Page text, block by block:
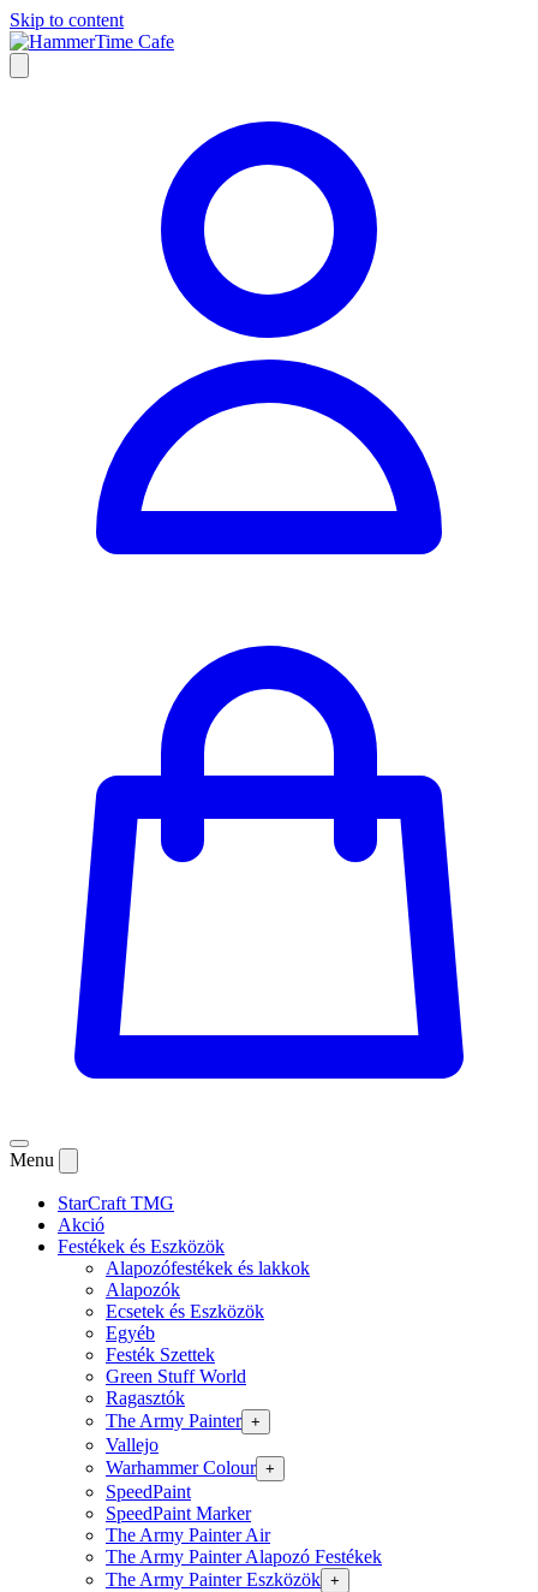
Skip to content
Menu
StarCraft TMG
Akció
Festékek és Eszközök
Alapozófestékek és lakkok
Alapozók
Ecsetek és Eszközök
Egyéb
Festék Szettek
Green Stuff World
Ragasztók
The Army Painter +
Vallejo
Warhammer Colour +
SpeedPaint
SpeedPaint Marker
The Army Painter Air
The Army Painter Alapozó Festékek
The Army Painter Eszközök +